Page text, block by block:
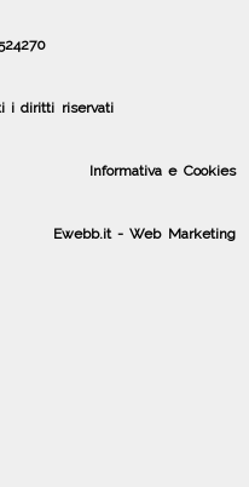
i diritti riservati
Informativa e Cookies
Ewebb.it - Web Marketing